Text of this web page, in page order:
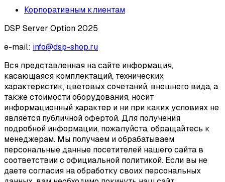
Корпоративным клиентам
DSP Server Option 2025
e-mail: info@dsp-shop.ru
Вся представленная на сайте информация,
касающаяся комплектаций, технических
характеристик, цветовых сочетаний, внешнего вида, а
также стоимости оборудования, носит
информационный характер и ни при каких условиях не
является публичной офертой. Для получения
подробной информации, пожалуйста, обращайтесь к
менеджерам. Мы получаем и обрабатываем
персональные данные посетителей нашего сайта в
соответствии с официальной политикой. Если вы не
даете согласия на обработку своих персональных